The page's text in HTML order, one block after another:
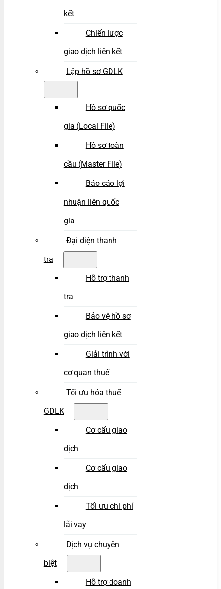
kết
Chiến lược
giao dịch liên kết
Lập hồ sơ GDLK
Hồ sơ quốc
gia (Local File)
Hồ sơ toàn
cầu (Master File)
Báo cáo lợi
nhuận liên quốc
gia
Đại diện thanh
tra
Hỗ trợ thanh
tra
Bảo vệ hồ sơ
giao dịch liên kết
Giải trình với
cơ quan thuế
Tối ưu hóa thuế
GDLK
Cơ cấu giao
dịch
Cơ cấu giao
dịch
Tối ưu chi phí
lãi vay
Dịch vụ chuyên
biệt
Hỗ trợ doanh